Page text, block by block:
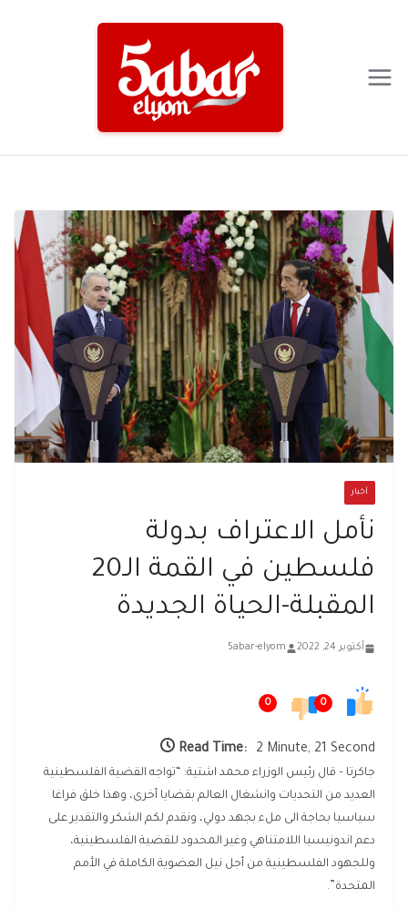
أخبار
نأمل الاعتراف بدولة
فلسطين في القمة الـ20
المقبلة-الحياة الجديدة
أكتوبر 24, 2022 5abar-elyom
0
0
Read Time: 2 Minute, 21 Second
جاكرتا – قال رئيس الوزراء محمد اشتية: “تواجه القضية الفلسطينية
العديد من التحديات وانشغال العالم بقضايا أخرى، وهذا خلق فراغا
سياسيا بحاجة الى ملء بجهد دولي، ونقدم لكم الشكر والتقدير على
دعم اندونيسيا اللامتناهي وغير المحدود للقضية الفلسطينية،
وللجهود الفلسطينية من أجل نيل العضوية الكاملة في الأمم
المتحدة”.